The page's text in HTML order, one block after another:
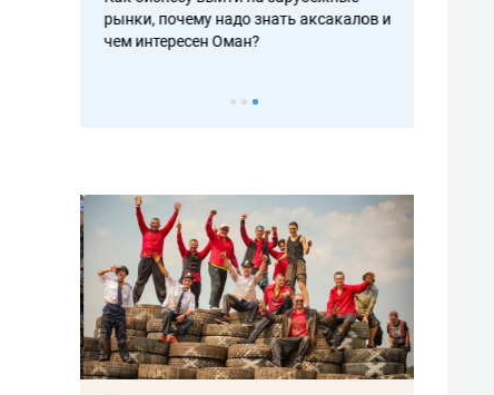
рынки, почему надо знать аксакалов и
чем интересен Оман?